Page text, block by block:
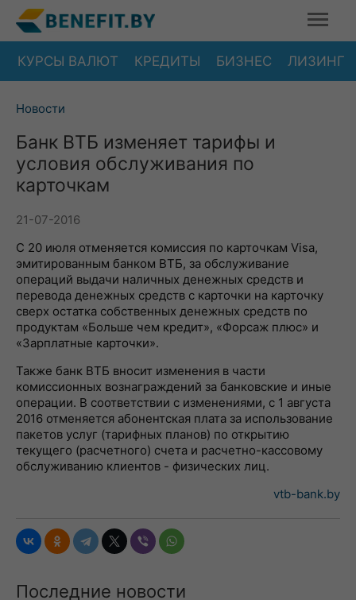
КУРСЫ ВАЛЮТ КРЕДИТЫ БИЗНЕС ЛИЗИНГ
Новости
Банк ВТБ изменяет тарифы и
условия обслуживания по
карточкам
21-07-2016
C 20 июля отменяется комиссия по карточкам Visa,
эмитированным банком ВТБ, за обслуживание
операций выдачи наличных денежных средств и
перевода денежных средств с карточки на карточку
сверх остатка собственных денежных средств по
продуктам «Больше чем кредит», «Форсаж плюс» и
«Зарплатные карточки».
Также банк ВТБ вносит изменения в части
комиссионных вознаграждений за банковские и иные
операции. В соответствии с изменениями, с 1 августа
2016 отменяется абонентская плата за использование
пакетов услуг (тарифных планов) по открытию
текущего (расчетного) счета и расчетно-кассовому
обслуживанию клиентов - физических лиц.
vtb-bank.by
Последние новости